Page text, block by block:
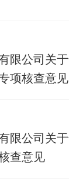
限公司关
项核查意见
限公司关
查意见